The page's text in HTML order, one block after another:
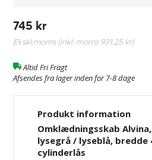
745 kr
Ekskl.moms (Inkl. moms931,25 kr)
Altid Fri Fragt
Afsendes fra lager inden for 7-8 dage
Produkt information
Omklædningsskab
lysegrå / lyseblå, bredde
cylinderlås